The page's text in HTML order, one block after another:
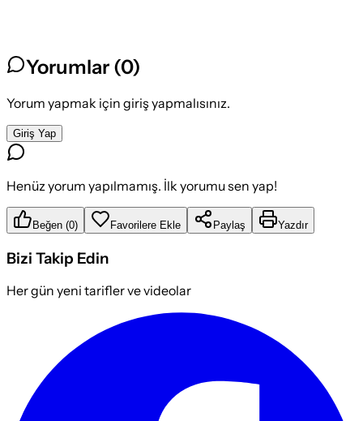
Yorumlar (0)
Yorum yapmak için giriş yapmalısınız.
Giriş Yap
Henüz yorum yapılmamış. İlk yorumu sen yap!
Beğen (0) Favorilere Ekle Paylaş Yazdır
Bizi Takip Edin
Her gün yeni tarifler ve videolar